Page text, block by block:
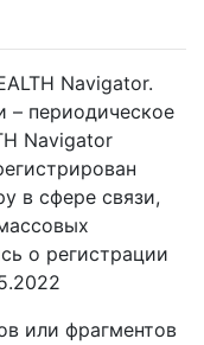
Navigator.
периодическое
Navigator
в сфере связи,
о регистрации
или фрагментов